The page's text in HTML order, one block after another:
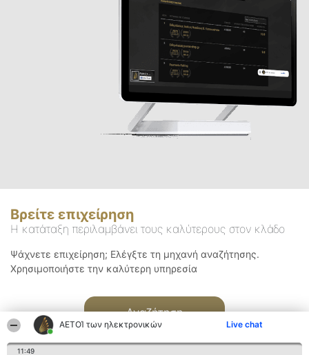
ΑΕΤΟΊ των ηλεκτρονικών Live chat
11:49
Βρείτε επιχείρηση
Η κατάταξη περιλαμβάνει τους καλύτερους στον κλάδο
Ψάχνετε επιχείρηση; Ελέγξτε τη μηχανή αναζήτησης.
Χρησιμοποιήστε την καλύτερη υπηρεσία
Αναζήτηση